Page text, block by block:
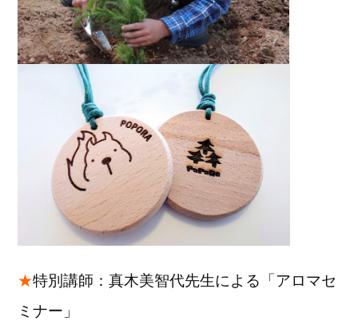
★特別講師：真木美智代先生による「アロマセ
ミナー」